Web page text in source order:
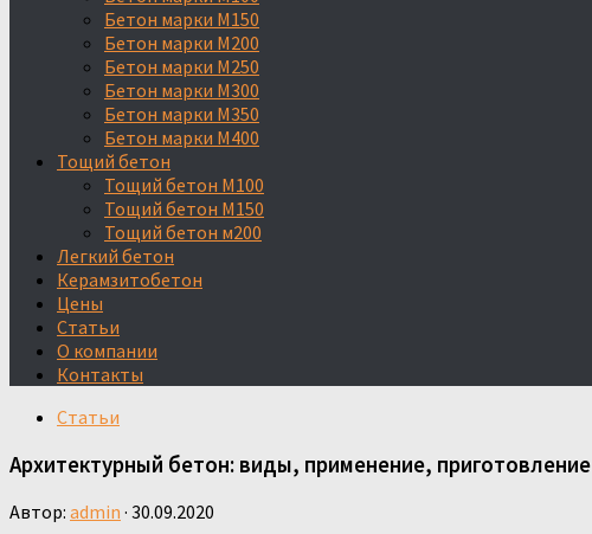
Бетон марки М150
Бетон марки М200
Бетон марки М250
Бетон марки М300
Бетон марки М350
Бетон марки М400
Тощий бетон
Тощий бетон М100
Тощий бетон М150
Тощий бетон м200
Легкий бетон
Керамзитобетон
Цены
Статьи
О компании
Контакты
Статьи
Архитектурный бетон: виды, применение, приготовление
Автор: admin · 30.09.2020